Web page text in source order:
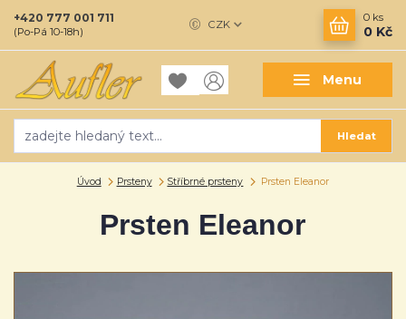
Menu
CZK
Hledat
+420 777 001 711
(Po-Pá 10-18h)
0 ks
0 Kč
Úvod Prsteny Stříbrné prsteny Prsten Eleanor
Prsten Eleanor